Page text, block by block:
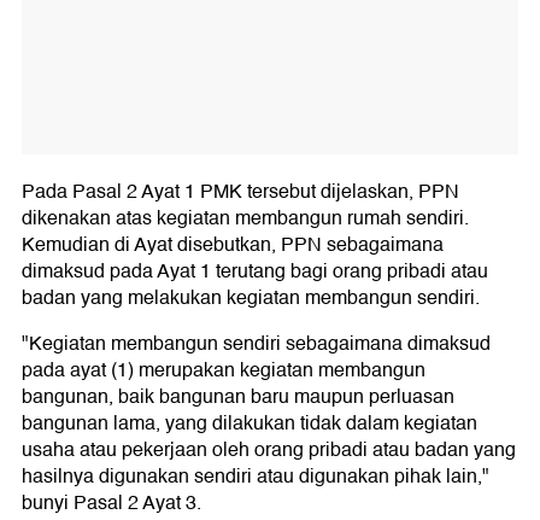
Pada Pasal 2 Ayat 1 PMK tersebut dijelaskan, PPN
dikenakan atas kegiatan membangun rumah sendiri.
Kemudian di Ayat disebutkan, PPN sebagaimana
dimaksud pada Ayat 1 terutang bagi orang pribadi atau
badan yang melakukan kegiatan membangun sendiri.
"Kegiatan membangun sendiri sebagaimana dimaksud
pada ayat (1) merupakan kegiatan membangun
bangunan, baik bangunan baru maupun perluasan
bangunan lama, yang dilakukan tidak dalam kegiatan
usaha atau pekerjaan oleh orang pribadi atau badan yang
hasilnya digunakan sendiri atau digunakan pihak lain,"
bunyi Pasal 2 Ayat 3.